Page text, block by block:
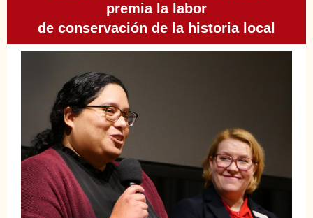
premia la labor
de conservación de la historia local